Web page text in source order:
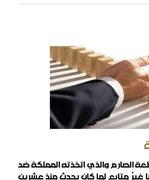
الصارم والذي اتخذته المملكة ضد
غيرُ متابع لما كان يحدث منذ عشرين